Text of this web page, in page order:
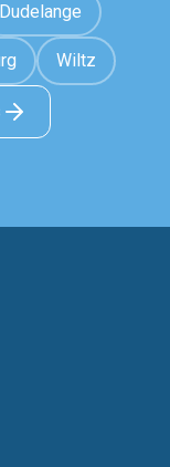
Dudelange
Wiltz